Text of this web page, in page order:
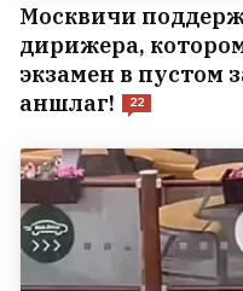
Москвичи
дирижера,
экзамен в пустом
аншлаг!
22